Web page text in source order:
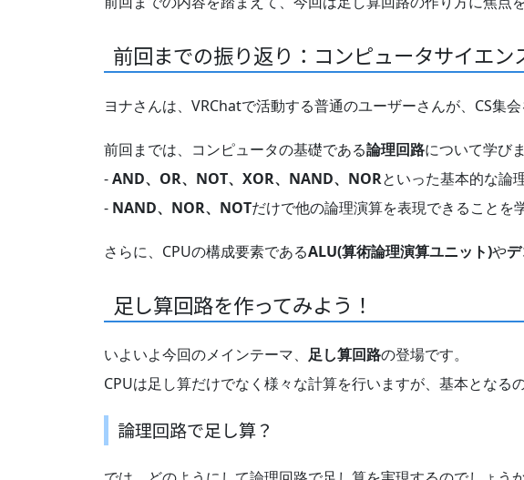
前回までの振り返り：コンピュータサイエン
ヨナさんは、VRChatで活動する普通のユーザーさんが、CS集
前回までは、コンピュータの基礎である論理回路について学び
-AND、OR、NOT、XOR、NAND、NORといった基本的な論
- NAND、NOR、NOTだけで他の論理演算を表現できることを
さらに、CPUの構成要素であるALU(算術論理演算ユニット)や
足し算回路を作ってみよう！
いよいよ今回のメインテーマ、 足し算回路の登場です。
CPUは足し算だけでなく様々な計算を行いますが、基本となる
論理回路で足し算？